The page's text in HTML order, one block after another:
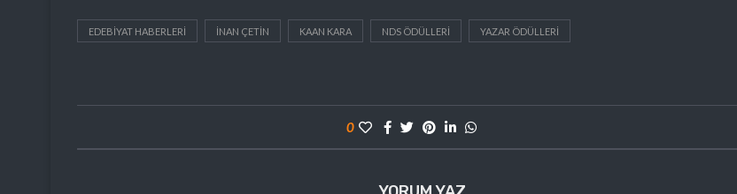
EDEBIYAT HABERLERI INAN ÇETIN KAAN KARA NDS ÖDÜLLERI YAZAR ÖDÜLLERI
0